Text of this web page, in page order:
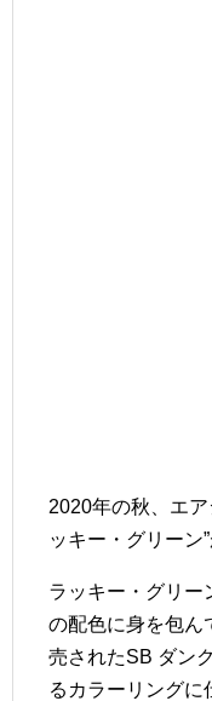
2020年の秋、エ
ッキー・グリーン
ラッキー・グリー
の配色に身を包ん
売されたSB ダン
るカラーリングに